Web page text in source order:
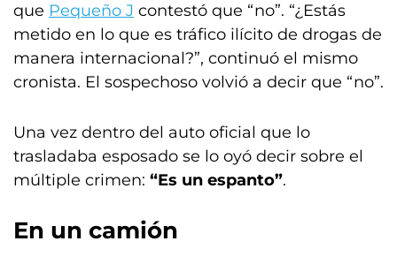
que Pequeño J contestó que “no”. “¿Estás
metido en lo que es tráfico ilícito de drogas de
manera internacional?”, continuó el mismo
cronista. El sospechoso volvió a decir que “no”.
Una vez dentro del auto oficial que lo
trasladaba esposado se lo oyó decir sobre el
múltiple crimen: “Es un espanto”.
En un camión